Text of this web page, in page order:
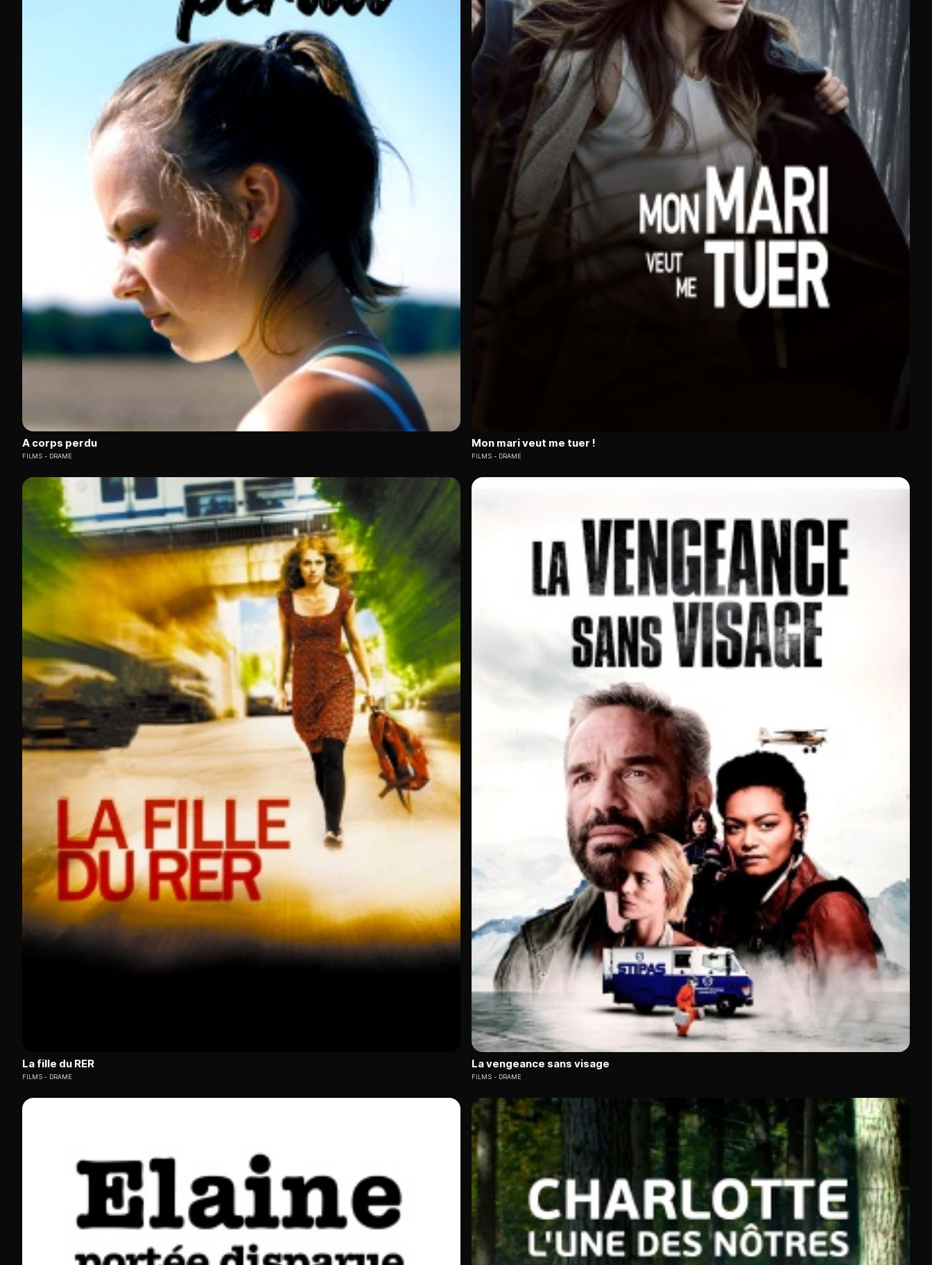
A corps perdu
FILMS DRAME
Mon mari veut me tuer !
FILMS DRAME
La fille du RER
FILMS DRAME
La vengeance sans visage
FILMS DRAME